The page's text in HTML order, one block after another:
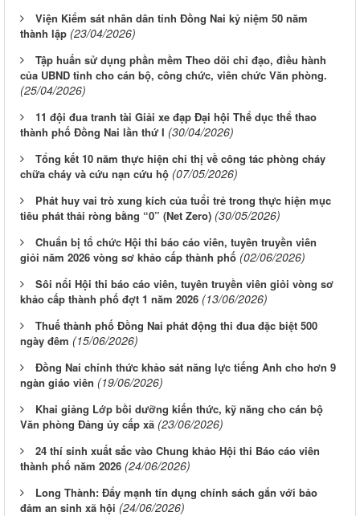
Viện Kiểm sát nhân dân tỉnh Đồng Nai kỷ niệm 50 năm
thành lập (23/04/2026)
Tập huấn sử dụng phần mềm Theo dõi chỉ đạo, điều hành
của UBND tỉnh cho cán bộ, công chức, viên chức Văn phòng.
(25/04/2026)
11 đội đua tranh tài Giải xe đạp Đại hội Thể dục thể thao
thành phố Đồng Nai lần thứ I (30/04/2026)
Tổng kết 10 năm thực hiện chỉ thị về công tác phòng cháy
chữa cháy và cứu nạn cứu hộ (07/05/2026)
Phát huy vai trò xung kích của tuổi trẻ trong thực hiện mục
tiêu phát thải ròng bằng “0” (Net Zero) (30/05/2026)
Chuẩn bị tổ chức Hội thi báo cáo viên, tuyên truyền viên
giỏi năm 2026 vòng sơ khảo cấp thành phố (02/06/2026)
Sôi nổi Hội thi báo cáo viên, tuyên truyền viên giỏi vòng sơ
khảo cấp thành phố đợt 1 năm 2026 (13/06/2026)
Thuế thành phố Đồng Nai phát động thi đua đặc biệt 500
ngày đêm (15/06/2026)
Đồng Nai chính thức khảo sát năng lực tiếng Anh cho hơn 9
ngàn giáo viên (19/06/2026)
Khai giảng Lớp bồi dưỡng kiến thức, kỹ năng cho cán bộ
Văn phòng Đảng ủy cấp xã (23/06/2026)
24 thí sinh xuất sắc vào Chung khảo Hội thi Báo cáo viên
thành phố năm 2026 (24/06/2026)
Long Thành: Đẩy mạnh tín dụng chính sách gắn với bảo
đảm an sinh xã hội (24/06/2026)